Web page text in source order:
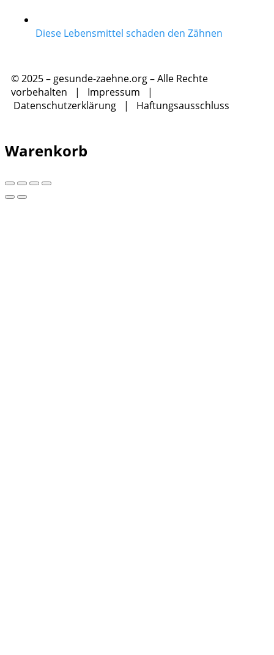
Diese Lebensmittel schaden den Zähnen
© 2025 – gesunde-zaehne.org – Alle Rechte
vorbehalten | Impressum |
Datenschutzerklärung | Haftungsausschluss
Warenkorb